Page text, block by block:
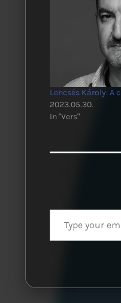
Lencsés Károly: A
2023.05.30.
In "Vers"
Type your email…